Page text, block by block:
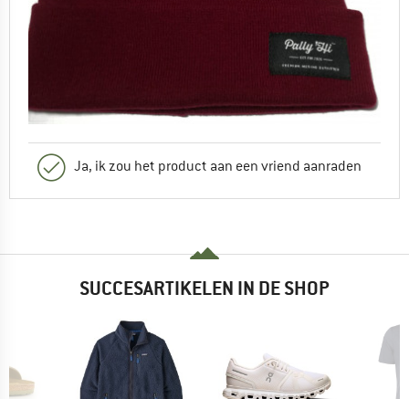
Ja, ik zou het product aan een vriend aanraden
SUCCESARTIKELEN IN DE SHOP